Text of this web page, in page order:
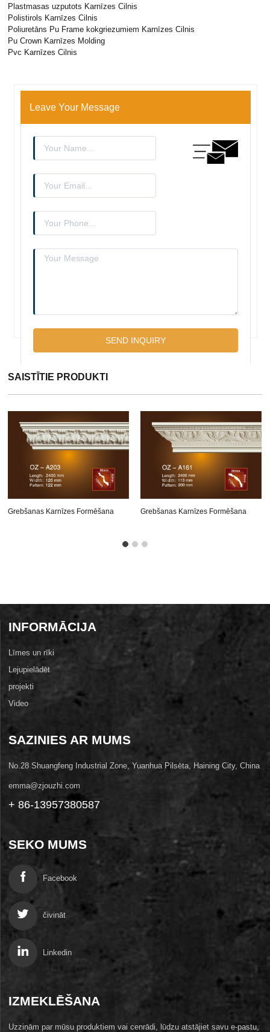
Plastmasas uzputots Karnīzes Cilnis
Polistirols Karnīzes Cilnis
Poliuretāns Pu Frame kokgriezumiem Karnīzes Cilnis
Pu Crown Karnīzes Molding
Pvc Karnīzes Cilnis
Leave Your Message
SAISTĪTIE PRODUKTI
Grebšanas Karnīzes Formēšana
Grebšanas Karnīzes Formēšana
INFORMĀCIJA
Līmes un rīki
Lejupielādēt
projekti
Video
SAZINIES AR MUMS
No.28 Shuangfeng Industrial Zone, Yuanhua Pilsēta, Haining City, China
emma@zjouzhi.com
+ 86-13957380587
SEKO MUMS
Facebook
čivināt
Linkedin
IZMEKLĒŠANA
Uzziņām par mūsu produktiem vai cenrādi, lūdzu atstājiet savu e-pastu,